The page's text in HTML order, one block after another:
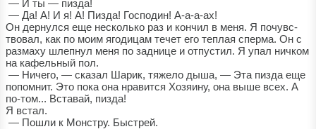
— И ты — пизда!
— Да! А! И я! А! Пизда! Господин! А-а-а-ах!
Он дернулся еще несколько раз и кончил в меня. Я почувс-
твовал, как по моим ягодицам течет его теплая сперма. Он с
размаху шлепнул меня по заднице и отпустил. Я упал ничком
на кафельный пол.
— Ничего, — сказал Шарик, тяжело дыша, — Эта пизда еще
попомнит. Это пока она нравится Хозяину, она выше всех. А
по-том... Вставай, пизда!
Я встал.
— Пошли к Монстру. Быстрей.